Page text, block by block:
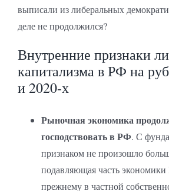
выписали из либеральных
деле не продолжился?
Внутренние признаки
капитализма в РФ на
и 2020-х
Рыночная экономика
господствовать в РФ. С
признаком не произошло
подавляющая часть
прежнему в частной